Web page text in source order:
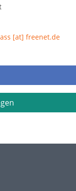
[at] freenet.de